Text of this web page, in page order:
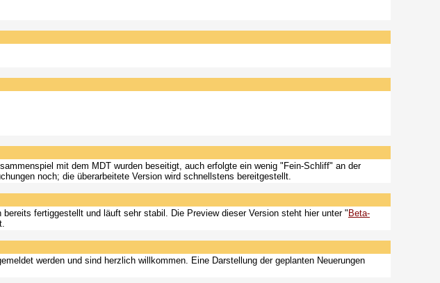
mit dem MDT wurden beseitigt, auch erfolgte ein wenig "Fein-Schliff" an der
noch; die überarbeitete Version wird schnellstens bereitgestellt.
fertiggestellt und läuft sehr stabil. Die Preview dieser Version steht hier unter " Beta-
werden und sind herzlich willkommen. Eine Darstellung der geplanten Neuerungen